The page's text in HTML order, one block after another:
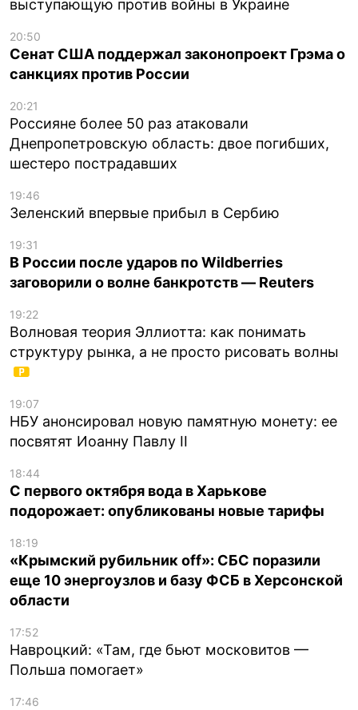
выступающую против войны в Украине
20:50
Сенат США поддержал законопроект Грэма о
санкциях против России
20:21
Россияне более 50 раз атаковали
Днепропетровскую область: двое погибших,
шестеро пострадавших
19:46
Зеленский впервые прибыл в Сербию
19:31
В России после ударов по Wildberries
заговорили о волне банкротств — Reuters
19:22
Волновая теория Эллиотта: как понимать
структуру рынка, а не просто рисовать волны
19:07
НБУ анонсировал новую памятную монету: ее
посвятят Иоанну Павлу II
18:44
С первого октября вода в Харькове
подорожает: опубликованы новые тарифы
18:19
«Крымский рубильник off»: СБС поразили
еще 10 энергоузлов и базу ФСБ в Херсонской
области
17:52
Навроцкий: «Там, где бьют московитов —
Польша помогает»
17:46